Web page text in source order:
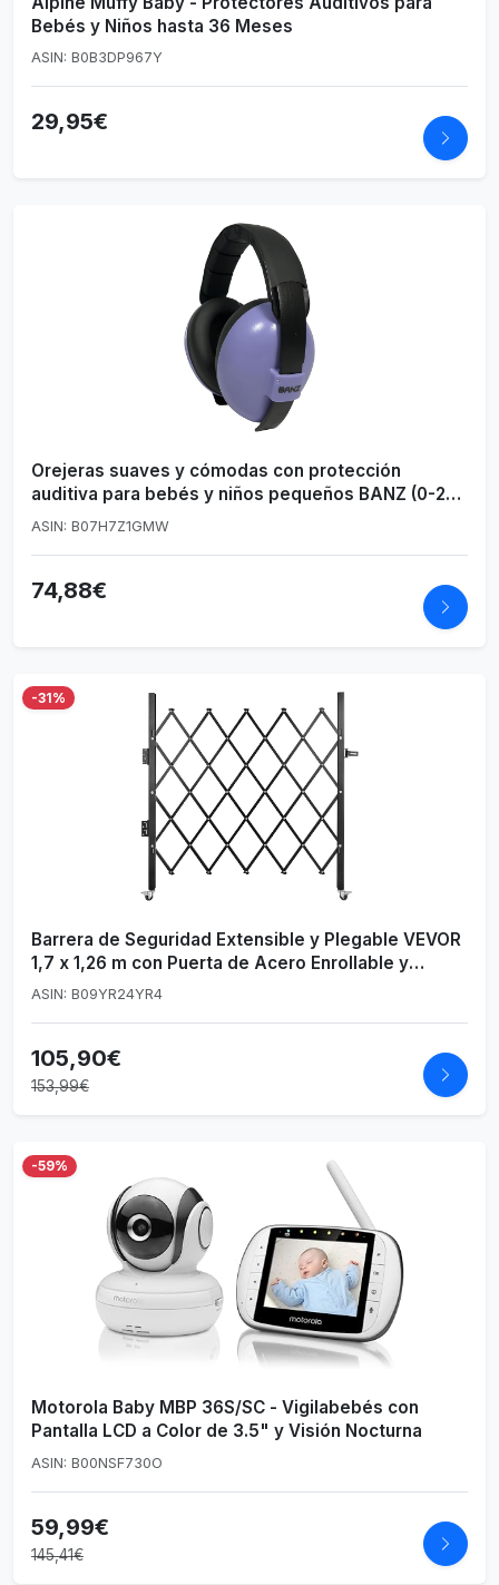
Bebés y Niños hasta 36 Meses
ASIN: B0B3DP967Y
29,95€
Orejeras suaves y cómodas con protección
auditiva para bebés y niños pequeños BANZ (0-2
años) en color púrpura
ASIN: B07H7Z1GMW
74,88€
-31%
Barrera de Seguridad Extensible y Plegable VEVOR
1,7 x 1,26 m con Puerta de Acero Enrollable y
Candado
ASIN: B09YR24YR4
105,90€
153,99€
-59%
Motorola Baby MBP 36S/SC - Vigilabebés con
Pantalla LCD a Color de 3.5" y Visión Nocturna
ASIN: B00NSF730O
59,99€
145,41€